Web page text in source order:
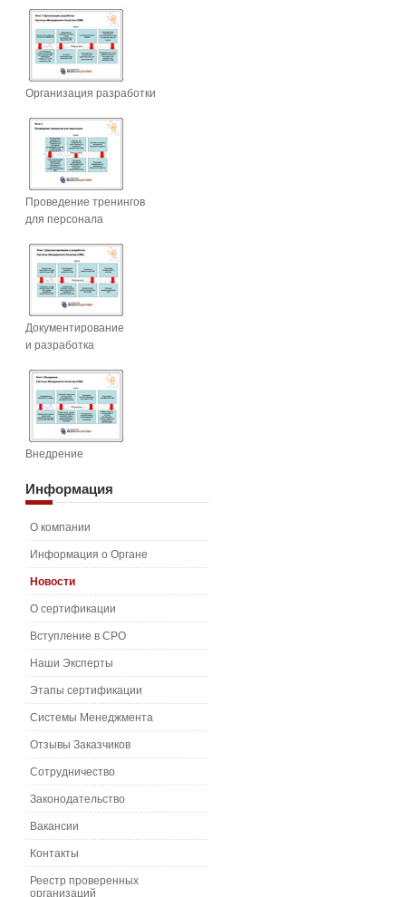
Организация разработки
Проведение тренингов
для персонала
Документирование
и разработка
Внедрение
Информация
О компании
Информация о Органе
Новости
О сертификации
Вступление в СРО
Наши Эксперты
Этапы сертификации
Системы Менеджмента
Отзывы Заказчиков
Сотрудничество
Законодательство
Вакансии
Контакты
Реестр проверенных
организаций